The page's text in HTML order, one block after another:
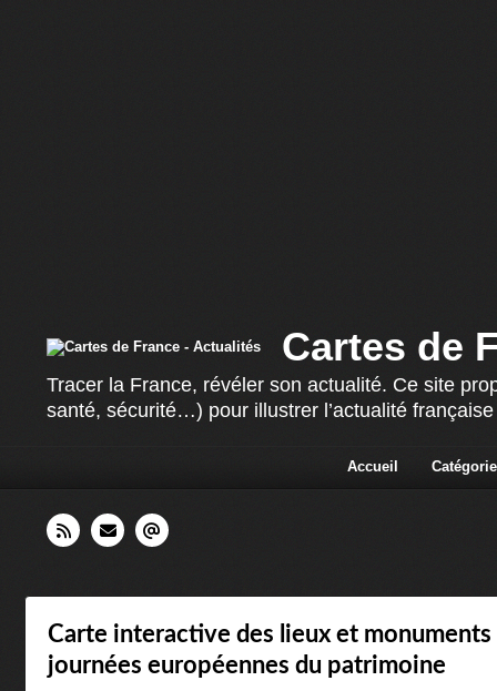
Cartes de
Tracer la France, révéler son actualité. Ce site
santé, sécurité…) pour illustrer l’actualité
Accueil
Carte interactive des lieux et
journées européennes du patrimoine